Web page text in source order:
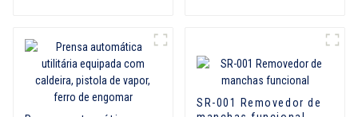
SR-001 Removedor de